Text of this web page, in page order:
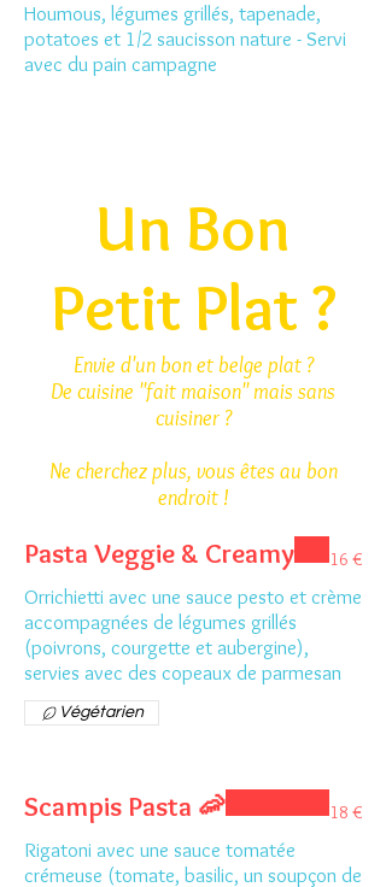
Houmous, légumes grillés, tapenade,
potatoes et 1/2 saucisson nature - Servi
avec du pain campagne
Un Bon
Petit Plat ?
Envie d'un bon et belge plat ?
De cuisine "fait maison" mais sans
cuisiner ?
Ne cherchez plus, vous êtes au bon
endroit !
Pasta Veggie & Creamy
Orrichietti avec une sauce pesto et crème
accompagnées de légumes grillés
(poivrons, courgette et aubergine),
servies avec des copeaux de parmesan
16 €
Végétarien
Scampis Pasta 🦐
Rigatoni avec une sauce tomatée
crémeuse (tomate, basilic, un soupçon de
18 €